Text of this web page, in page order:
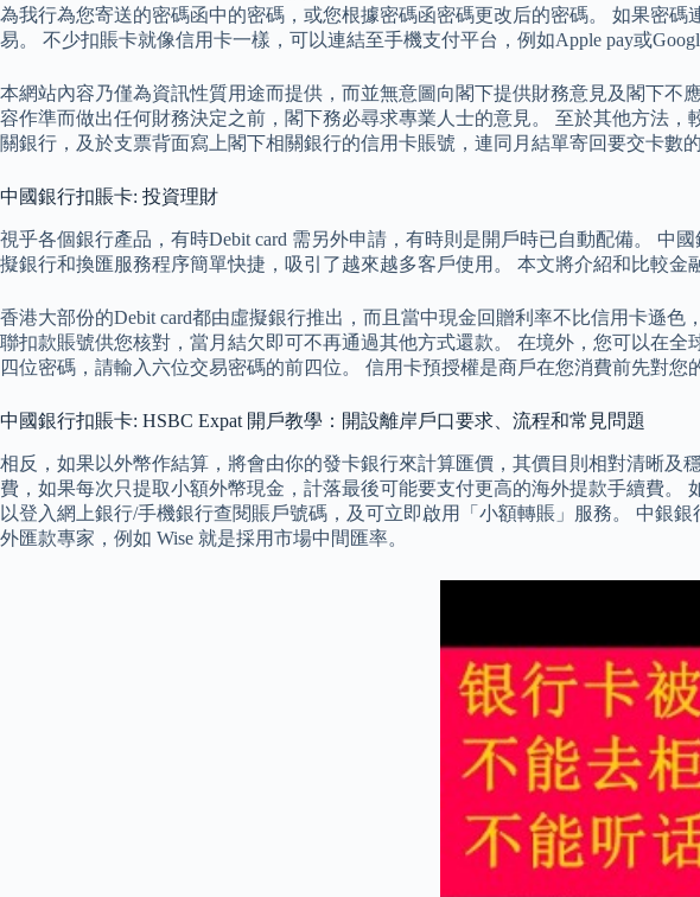
為我行為您寄送的密碼函中的密碼，或您根據密碼函密碼更改后的密碼。 如果密
易。 不少扣賬卡就像信用卡一樣，可以連結至手機支付平台，例如Apple pay或
本網站內容乃僅為資訊性質用途而提供，而並無意圖向閣下提供財務意見及閣下
容作準而做出任何財務決定之前，閣下務必尋求專業人士的意見。 至於其他方法
關銀行，及於支票背面寫上閣下相關銀行的信用卡賬號，連同月結單寄回要交卡數的
中國銀行扣賬卡: 投資理財
視乎各個銀行產品，有時Debit card 需另外申請，有時則是開戶時已自動配備。
擬銀行和換匯服務程序簡單快捷，吸引了越來越多客戶使用。 本文將介紹和比較金
香港大部份的Debit card都由虛擬銀行推出，而且當中現金回贈利率不比信用卡遜
聯扣款賬號供您核對，當月結欠即可不再通過其他方式還款。 在境外，您可以在
四位密碼，請輸入六位交易密碼的前四位。 信用卡預授權是商戶在您消費前先對
中國銀行扣賬卡: HSBC Expat 開戶教學：開設離岸戶口要求、流程和常見問題
相反，如果以外幣作結算，將會由你的發卡銀行來計算匯價，其價目則相對清晰
費，如果每次只提取小額外幣現金，計落最後可能要支付更高的海外提款手續費
以登入網上銀行/手機銀行查閱賬戶號碼，及可立即啟用「小額轉賬」服務。 中銀
外匯款專家，例如 Wise 就是採用市場中間匯率。